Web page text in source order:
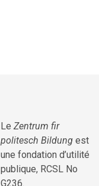
Le Zentrum fir
politesch Bildung est
une fondation d’utilité
publique, RCSL No
G236.